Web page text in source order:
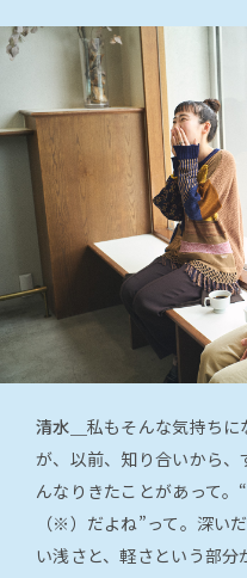
清水＿ 私もそんな気持ちに
が、以前、知り合いから
んなりきたことがあって。
（※）だよね”って。深い
い浅さと、軽さという部